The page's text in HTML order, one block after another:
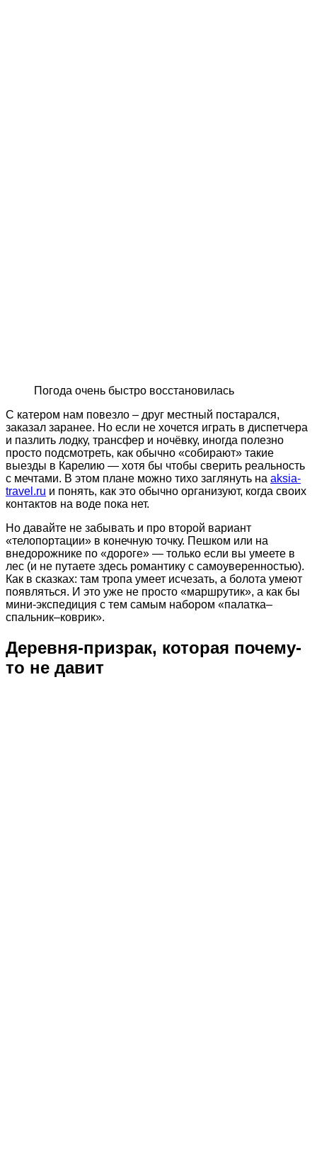
Погода очень быстро восстановилась
С катером нам повезло – друг местный постарался,
заказал заранее. Но если не хочется играть в диспетчера
и пазлить лодку, трансфер и ночёвку, иногда полезно
просто подсмотреть, как обычно «собирают» такие
выезды в Карелию — хотя бы чтобы сверить реальность
с мечтами. В этом плане можно тихо заглянуть на aksia-
travel.ru и понять, как это обычно организуют, когда своих
контактов на воде пока нет.
Но давайте не забывать и про второй вариант
«телопортации» в конечную точку. Пешком или на
внедорожнике по «дороге» — только если вы умеете в
лес (и не путаете здесь романтику с самоуверенностью).
Как в сказках: там тропа умеет исчезать, а болота умеют
появляться. И это уже не просто «маршрутик», а как бы
мини-экспедиция с тем самым набором «палатка–
спальник–коврик».
Деревня-призрак, которая почему-
то не давит